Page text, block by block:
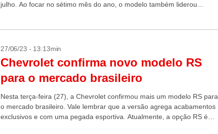
julho. Ao focar no sétimo mês do ano, o modelo também liderou...
27/06/23 - 13:13min
Chevrolet confirma novo modelo RS
para o mercado brasileiro
Nesta terça-feira (27), a Chevrolet confirmou mais um modelo RS para
o mercado brasileiro. Vale lembrar que a versão agrega acabamentos
exclusivos e com uma pegada esportiva. Atualmente, a opção RS é